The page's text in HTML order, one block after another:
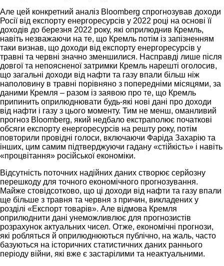
Але цей конкретний аналіз Bloomberg спрогнозував доходи
Росії від експорту енергоресурсів у 2022 році на основі її
доходів до березня 2022 року, які оприлюднив Кремль,
навіть незважаючи на те, що Кремль потім із запізненням
таки визнав, що доходи від експорту енергоресурсів у
травні та червні значно зменшилися. Насправді лише після
довгої та непоясненої затримки Кремль нарешті оголосив,
що загальні доходи від нафти та газу впали більш ніж
наполовину в травні порівняно з попередніми місяцями, за
даними Кремля – разом із заявою про те, що Кремль
припинить оприлюднювати будь-які нові дані про доходи
від нафти і газу з цього моменту. Тим не менш, оманливий
прогноз Bloomberg, який недбало екстраполює початкові
обсяги експорту енергоресурсів на решту року, потім
повторили провідні голоси, включаючи Фаріда Захарію та
інших, цим самим підтверджуючи гадану «стійкість» і навіть
«процвітання» російської економіки.
Відсутність поточних надійних даних створює серйозну
перешкоду для точного економічного прогнозування.
Майже стовідсотково, що ці доходи від нафти та газу впали
ще більше з травня та червня з причин, викладених у
розділі «Експорт товарів». Але відмова Кремля
оприлюднити дані унеможливлює для прогнозистів
розрахунок актуальних чисел. Отже, економічні прогнози,
які робляться й оприлюднюються публічно, на жаль, часто
базуються на історичних статистичних даних раннього
періоду війни, які вже є застарілими та неактуальними.